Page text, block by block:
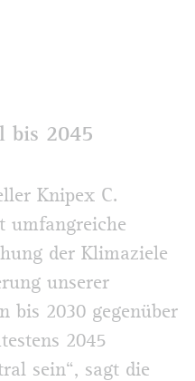
bis 2045
Knipex C.
umfangreiche
der Klimaziele
unserer
bis 2030 gegenüber
2045
sein“, sagt die